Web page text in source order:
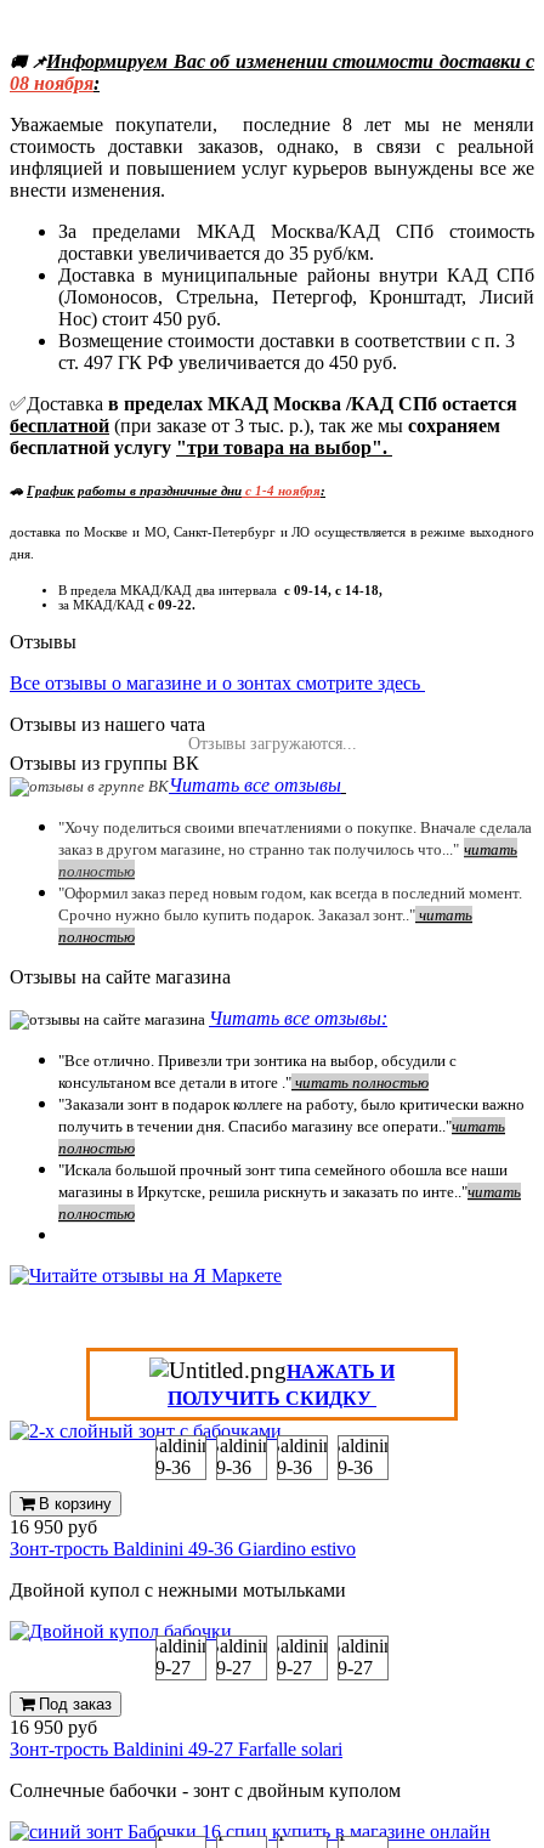
🚚 📌Информируем Вас об изменении стоимости доставки с
08 ноября:
Уважаемые покупатели, последние 8 лет мы не меняли
стоимость доставки заказов, однако, в связи с реальной
инфляцией и повышением услуг курьеров вынуждены все же
внести изменения.
За пределами МКАД Москва/КАД СПб стоимость
доставки увеличивается до 35 руб/км.
Доставка в муниципальные районы внутри КАД СПб
(Ломоносов, Стрельна, Петергоф, Кронштадт, Лисий
Нос) стоит 450 руб.
Возмещение стоимости доставки в соответствии с п. 3
ст. 497 ГК РФ увеличивается до 450 руб.
✅Доставка в пределах МКАД Москва /КАД СПб остается
бесплатной (при заказе от 3 тыс. р.), так же мы сохраняем
бесплатной услугу "три товара на выбор".
🚗 График работы в праздничные дни c 1-4 ноября:
доставка по Москве и МО, Санкт-Петербург и ЛО осуществляется в режиме выходного
дня.
В предела МКАД/КАД два интервала с 09-14, с 14-18,
за МКАД/КАД с 09-22.
Отзывы
Все отзывы о магазине и о зонтах смотрите здесь
Отзывы из нашего чата
Отзывы загружаются...
Отзывы из группы ВК
Читать все отзывы
"Хочу поделиться своими впечатлениями о покупке. Вначале сделала
заказ в другом магазине, но странно так получилось что..." читать
полностью
"Оформил заказ перед новым годом, как всегда в последний момент.
Срочно нужно было купить подарок. Заказал зонт.." читать
полностью
Отзывы на сайте магазина
Читать все отзывы:
"Все отлично. Привезли три зонтика на выбор, обсудили с
консультаном все детали в итоге ." читать полностью
"Заказали зонт в подарок коллеге на работу, было критически важно
получить в течении дня. Спасибо магазину все операти.."читать
полностью
"Искала большой прочный зонт типа семейного обошла все наши
магазины в Иркутске, решила рискнуть и заказать по инте.."читать
полностью
НАЖАТЬ И
ПОЛУЧИТЬ СКИДКУ
В корзину
16 950 руб
Зонт-трость Baldinini 49-36 Giardino estivo
Двойной купол с нежными мотыльками
Под заказ
16 950 руб
Зонт-трость Baldinini 49-27 Farfalle solari
Солнечные бабочки - зонт с двойным куполом